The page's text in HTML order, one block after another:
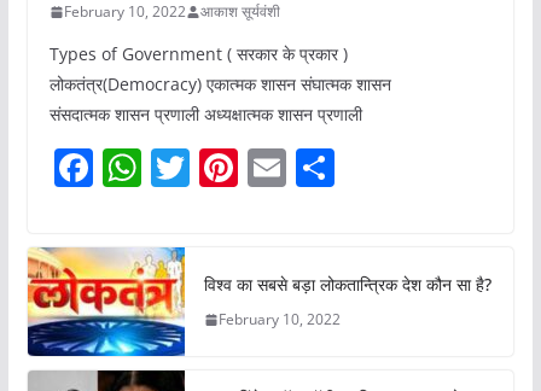
February 10, 2022 आकाश सूर्यवंशी
Types of Government ( सरकार के प्रकार )
लोकतंत्र(Democracy) एकात्मक शासन संघात्मक शासन
संसदात्मक शासन प्रणाली अध्यक्षात्मक शासन प्रणाली
F
c
e
b
o
W
at
s
A
p
T
er
Pi
e
st
E
l
S
e
विश्व का सबसे बड़ा लोकतान्त्रिक देश कौन सा है?
February 10, 2022